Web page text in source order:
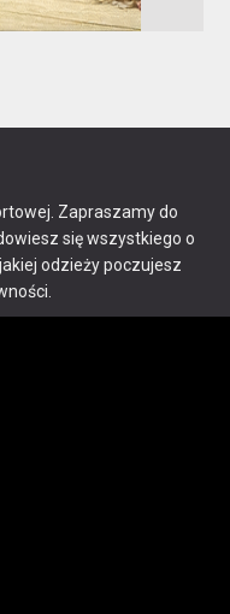
Zapraszamy do
się wszystkiego o
odzieży poczujesz